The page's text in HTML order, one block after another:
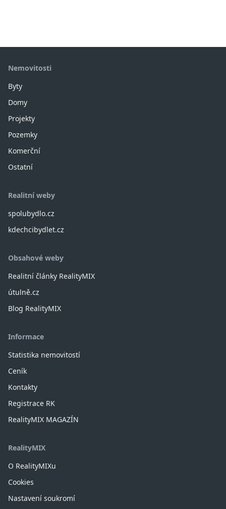
Nemovitosti
Byty
Domy
Projekty
Pozemky
Komerční
Ostatní
Realitní weby
spolubydlo.cz
kdechcibydlet.cz
Obsahové weby
Realitní články RealityMIX
útulně.cz
Blog RealityMIX
Informace
Statistika nemovitostí
Ceník
Kontakty
Registrace RK
RealityMIX MAGAZÍN
RealityMIX
O RealityMIXu
Cookies
Nastavení soukromí